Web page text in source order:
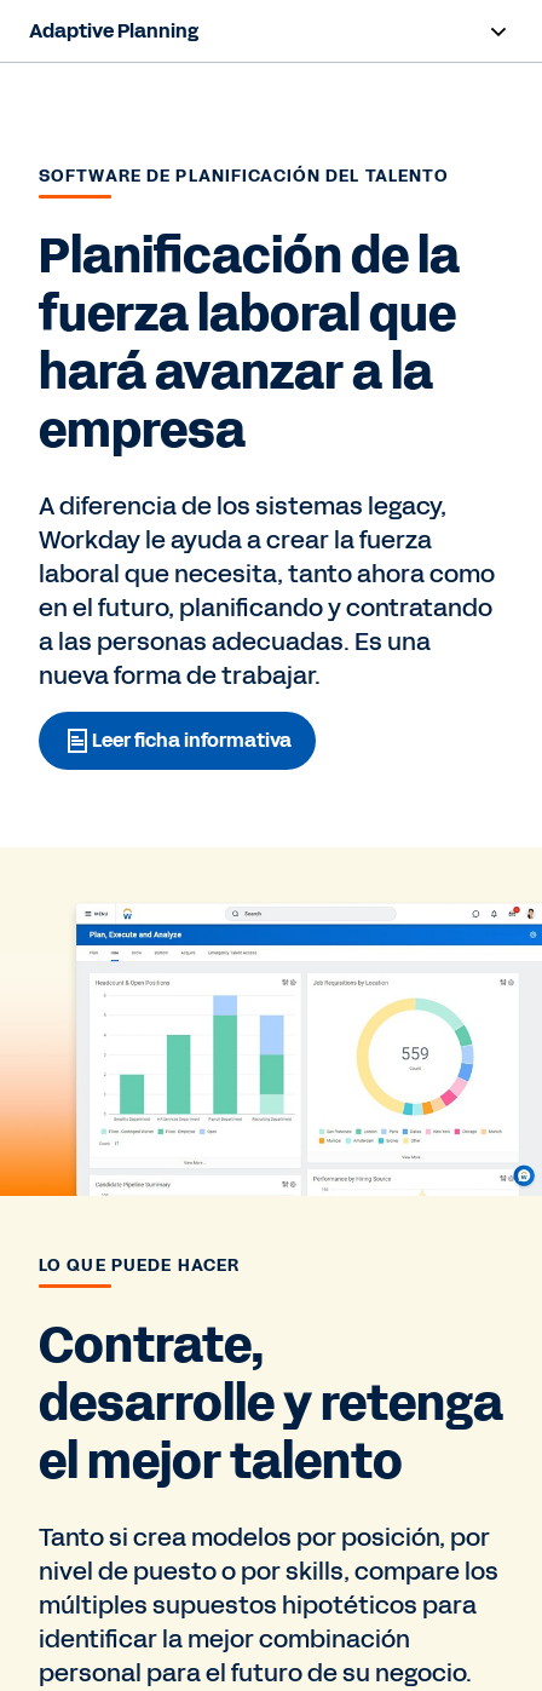
Adaptive Planning
Capacidades
Beneficios
Sectores
Recursos
SOFTWARE DE PLANIFICACIÓN DEL TALENTO
Planificación de la
fuerza laboral que
hará avanzar a la
empresa
A diferencia de los sistemas legacy,
Workday le ayuda a crear la fuerza
laboral que necesita, tanto ahora como
en el futuro, planificando y contratando
a las personas adecuadas. Es una
nueva forma de trabajar.
Leer ficha informativa
LO QUE PUEDE HACER
Contrate,
desarrolle y retenga
el mejor talento
Tanto si crea modelos por posición, por
nivel de puesto o por skills, compare los
múltiples supuestos hipotéticos para
identificar la mejor combinación
personal para el futuro de su negocio.